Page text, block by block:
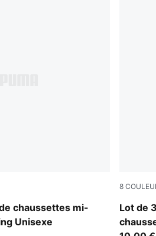
chaussettes mi-
Unisexe
8
Lot de
green